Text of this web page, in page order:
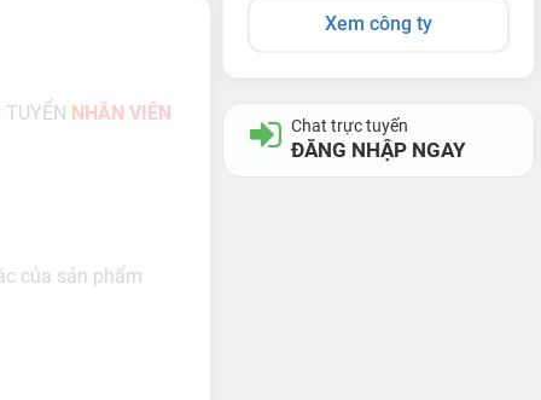
TUYỂN NHÂN VIÊN
của sản phẩm
Xem công ty
Chat trực tuyến
ĐĂNG NHẬP NGAY